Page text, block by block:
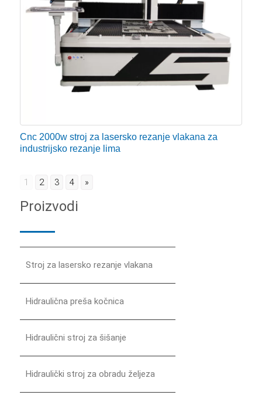
Cnc 2000w stroj za lasersko rezanje vlakana za
industrijsko rezanje lima
1 2 3 4 »
Proizvodi
Stroj za lasersko rezanje vlakana
Hidraulična preša kočnica
Hidraulični stroj za šišanje
Hidraulički stroj za obradu željeza